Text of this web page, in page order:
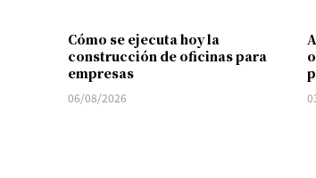
Cómo se ejecuta hoy la
construcción de oficinas para
empresas
06/08/2026